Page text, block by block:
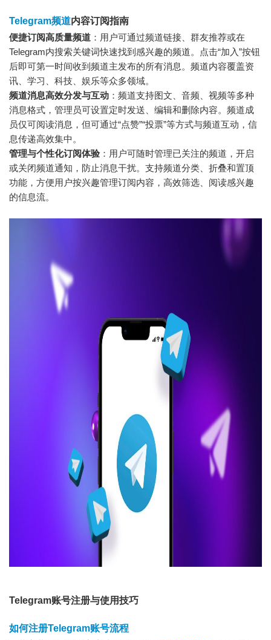
Telegram频道内容订阅指南
便捷订阅高质量频道 ：用户可通过频道链接、群友推荐或在
Telegram内搜索关键词快速找到感兴趣的频道。点击“加入”按钮
后即可第一时间收到频道主发布的所有消息。频道内容覆盖资
讯、学习、科技、娱乐等众多领域。
频道消息高效分发与互动 ：频道支持图文、音频、视频等多种
消息格式，管理员可设置定时发送、编辑和删除内容。频道成
员仅可阅读消息，但可通过“点赞”“投票”等方式与频道互动，信
息传递高效集中。
管理与个性化订阅体验：用户可随时管理已关注的频道，开启
或关闭频道通知，防止消息干扰。支持频道分类、折叠和置顶
功能，方便用户按兴趣管理订阅内容，高效筛选、阅读感兴趣
的信息流。
Telegram账号注册与使用技巧
如何注册Telegram账号流程